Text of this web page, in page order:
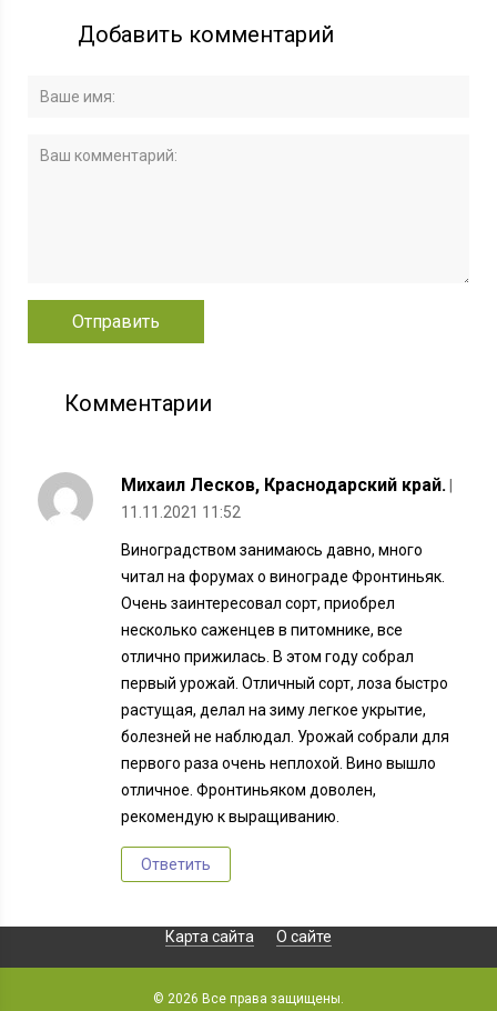
Добавить комментарий
Комментарии
Михаил Лесков, Краснодарский край.
11.11.2021 11:52
Виноградством занимаюсь давно, много
читал на форумах о винограде Фронтиньяк.
Очень заинтересовал сорт, приобрел
несколько саженцев в питомнике, все
отлично прижилась. В этом году собрал
первый урожай. Отличный сорт, лоза быстро
растущая, делал на зиму легкое укрытие,
болезней не наблюдал. Урожай собрали для
первого раза очень неплохой. Вино вышло
отличное. Фронтиньяком доволен,
рекомендую к выращиванию.
Ответить
Карта сайта О сайте
© 2026 Все права защищены.